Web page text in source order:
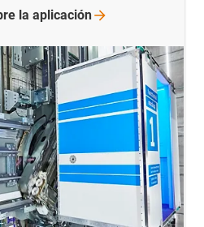
la aplicación